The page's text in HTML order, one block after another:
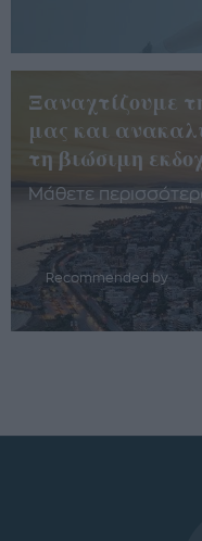
Ξαναχτίζουμε
μας και
τη βιώσιμη
Μάθετε
Recommended by